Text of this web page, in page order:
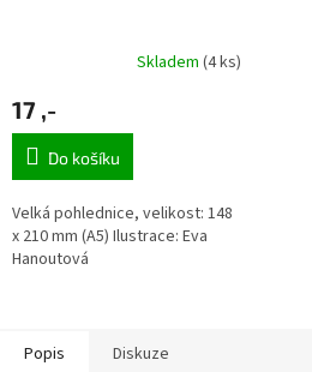
Skladem (4 ks)
17 ,-
Do košíku
Velká pohlednice, velikost: 148
x 210 mm (A5) Ilustrace: Eva
Hanoutová
Popis Diskuze